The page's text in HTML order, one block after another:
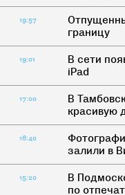
19:57
границу
19:01
В сети
iPad
17:00
В
красивую
16:40
залили в
15:20
В
по